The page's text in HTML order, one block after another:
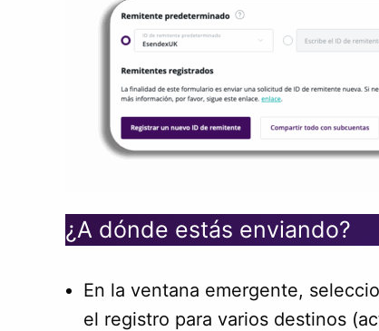
¿A dónde estás enviando?
En la ventana emergente,
el registro para varios destinos